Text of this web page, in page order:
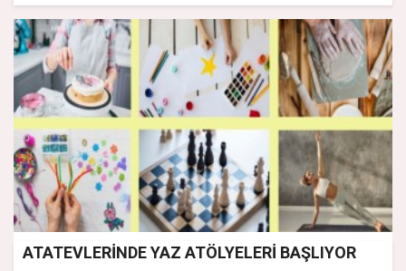
ATATEVLERİNDE YAZ ATÖLYELERİ BAŞLIYOR